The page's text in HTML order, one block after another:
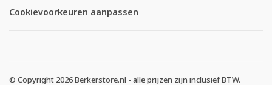
Cookievoorkeuren aanpassen
© Copyright 2026 Berkerstore.nl - alle prijzen zijn inclusief BTW.